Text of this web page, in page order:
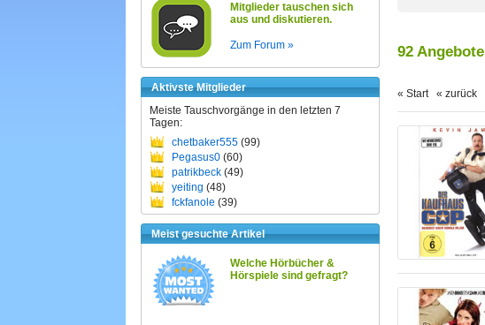
Mitglieder tauschen sich
aus und diskutieren.
Zum Forum »
Aktivste Mitglieder
Meiste Tauschvorgänge in den letzten 7
Tagen:
chetbaker555 (99)
Pegasus0 (60)
patrikbeck (49)
yeiting (48)
fckfanole (39)
Meist gesuchte Artikel
Welche Hörbücher &
Hörspiele sind gefragt?
92
« Start « zurück |